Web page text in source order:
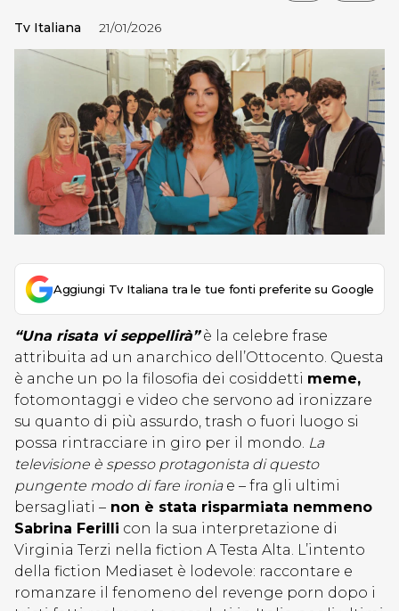
Tv Italiana 21/01/2026
Aggiungi Tv Italiana tra le tue fonti preferite su Google
“Una risata vi seppellirà” è la celebre frase
attribuita ad un anarchico dell’Ottocento. Questa
è anche un po la filosofia dei cosiddetti meme,
fotomontaggi e video che servono ad ironizzare
su quanto di più assurdo, trash o fuori luogo si
possa rintracciare in giro per il mondo. La
televisione è spesso protagonista di questo
pungente modo di fare ironiae – fra gli ultimi
bersagliati – non è stata risparmiata nemmeno
Sabrina Ferilli con la sua interpretazione di
Virginia Terzi nella fiction A Testa Alta. L’intento
della fiction Mediaset è lodevole: raccontare e
romanzare il fenomeno del revenge porn dopo i